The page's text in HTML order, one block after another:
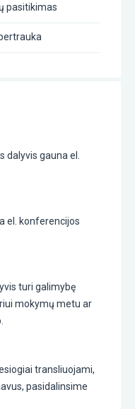
pasitikimas
dalyvis gauna el.
el. konferencijos
turi galimybę
mokymų metu ar
transliuojami,
pasidalinsime